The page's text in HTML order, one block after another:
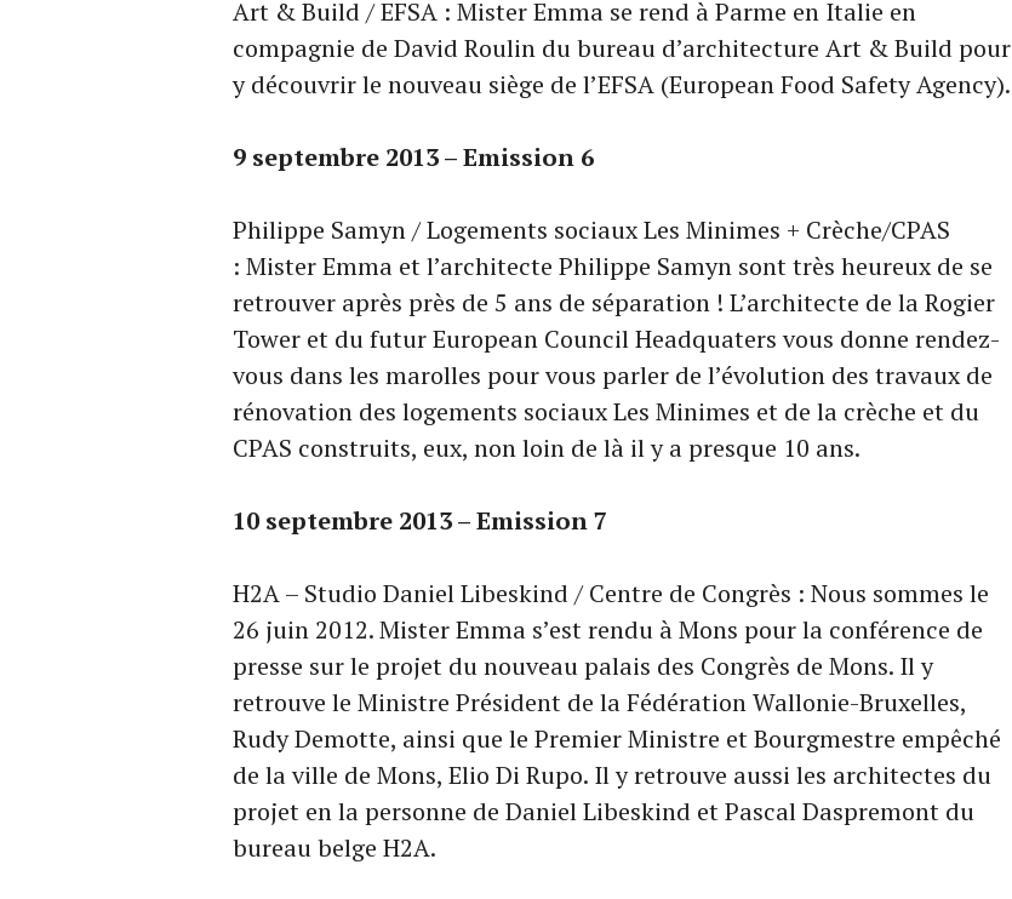
Art & Build / EFSA : Mister Emma se rend à Parme en Italie en
compagnie de David Roulin du bureau d’architecture Art & Build pour
y découvrir le nouveau siège de l’EFSA (European Food Safety Agency).
9 septembre 2013 – Emission 6
Philippe Samyn / Logements sociaux Les Minimes + Crèche/CPAS
: Mister Emma et l’architecte Philippe Samyn sont très heureux de se
retrouver après près de 5 ans de séparation ! L’architecte de la Rogier
Tower et du futur European Council Headquaters vous donne rendez-
vous dans les marolles pour vous parler de l’évolution des travaux de
rénovation des logements sociaux Les Minimes et de la crèche et du
CPAS construits, eux, non loin de là il y a presque 10 ans.
10 septembre 2013 – Emission 7
H2A – Studio Daniel Libeskind / Centre de Congrès : Nous sommes le
26 juin 2012. Mister Emma s’est rendu à Mons pour la conférence de
presse sur le projet du nouveau palais des Congrès de Mons. Il y
retrouve le Ministre Président de la Fédération Wallonie-Bruxelles,
Rudy Demotte, ainsi que le Premier Ministre et Bourgmestre empêché
de la ville de Mons, Elio Di Rupo. Il y retrouve aussi les architectes du
projet en la personne de Daniel Libeskind et Pascal Daspremont du
bureau belge H2A.